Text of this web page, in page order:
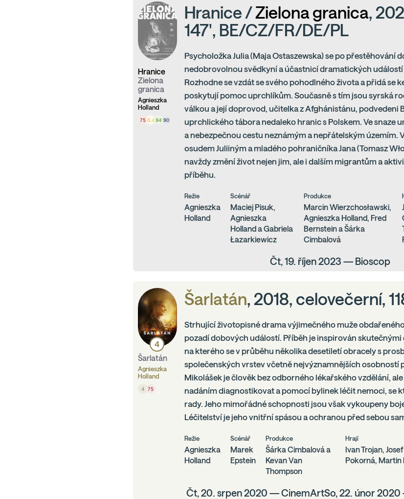
Hranice
Zielona
granica
Agnieszka
Holland
75 6.4 94 90
Hranice /Zielona granica,
147', BE/CZ/FR/DE/PL
Psycholožka Julia (Maja Ostaszewska) se po přestěhování
nedobrovolnou svědkyní a účastnicí dramatických
Rozhodne se vzdát se svého pohodlného života a přidá se
poskytují pomoc uprchlíkům. Současně s tím jsou syrská
válkou a její doprovod, učitelka z Afghánistánu, podvedeni
uprchlického tábora nedaleko hranic s Polskem. Ve snaze
a nebezpečnou cestu neznámým a nepřátelským územím.
osudem Juliiným a mladého pohraničníka Jana (Tomasz
navždy změní život nejen jim, ale i dalším migrantům a
příběhu.
Režie
Agnieszka
Holland
Scénář
Maciej Pisuk,
Agnieszka
Holland a Gabriela
Łazarkiewicz
Produkce
Marcin Wierzchosławski,
Agnieszka Holland, Fred
Bernstein a Šárka
Cimbalová
Čt, 19. říjen 2023 — Bioscop
4
Šarlatán
Agnieszka
Holland
4 75
Šarlatán, 2018, celovečerní,
Strhující životopisné drama výjimečného muže
pozadí dobových událostí. Příběh je inspirován skutečnými
na kterého se v průběhu několika desetiletí obracely s
společenských vrstev včetně nejvýznamnějších osobností
Mikolášek je člověk bez odborného lékařského vzdělání,
nadáním diagnostiko­vat a pomocí bylinek léčit nemoci, se
rady. Jeho mimořádné schopnosti jsou však vykoupeny
Léčitelství je jeho vnitřní spásou a ochranou před sebou
Režie
Agnieszka
Holland
Scénář
Marek
Epstein
Produkce
Šárka Cimbalová a
Kevan Van
Thompson
Hrají
Ivan Trojan,
Pokorná, Martin
Čt, 20. srpen 2020 — CinemArtSo, 22. únor